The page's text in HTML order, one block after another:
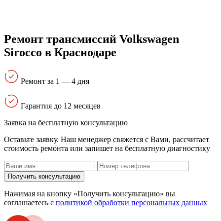
Ремонт трансмиссий Volkswagen
Sirocco в Краснодаре
Ремонт за 1 — 4 дня
Гарантия до 12 месяцев
Заявка на бесплатную консультацию
Оставьте заявку. Наш менеджер свяжется с Вами, расcчитает
стоимость ремонта или запишет на бесплатную диагностику
Получить консультацию
Нажимая на кнопку «Получить консультацию» вы
соглашаетесь с политикой обработки персональных данных